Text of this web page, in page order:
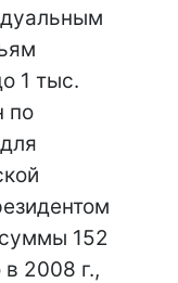
1 тыс.
по
152
2008 г.,